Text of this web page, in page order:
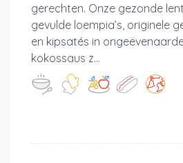
gerechten. Onze gezonde
gevulde loempia’s, originele
en kipsatés in
kokossaus z...